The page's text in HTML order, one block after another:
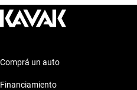
Comprá un auto
Financiamiento